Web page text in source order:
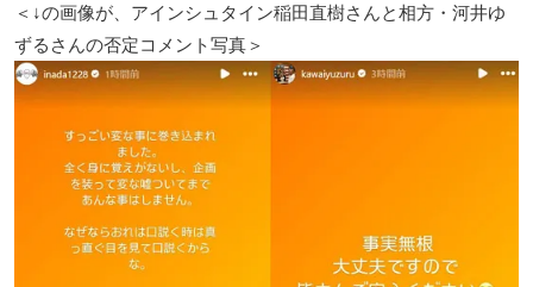
＜↓の画像が、アインシュタイン稲田直樹さんと相方・河井ゆ
ずるさんの否定コメント写真＞